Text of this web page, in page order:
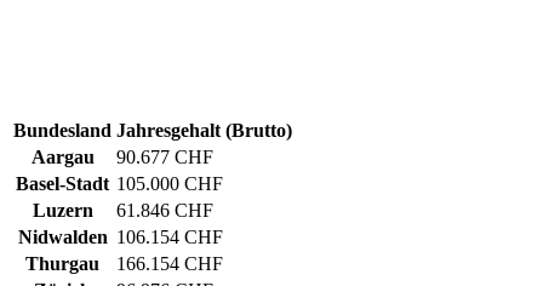
Bundesland Jahresgehalt (Brutto)
Aargau
90.677 CHF
Basel-Stadt 105.000 CHF
Luzern
61.846 CHF
Nidwalden 106.154 CHF
Thurgau
166.154 CHF